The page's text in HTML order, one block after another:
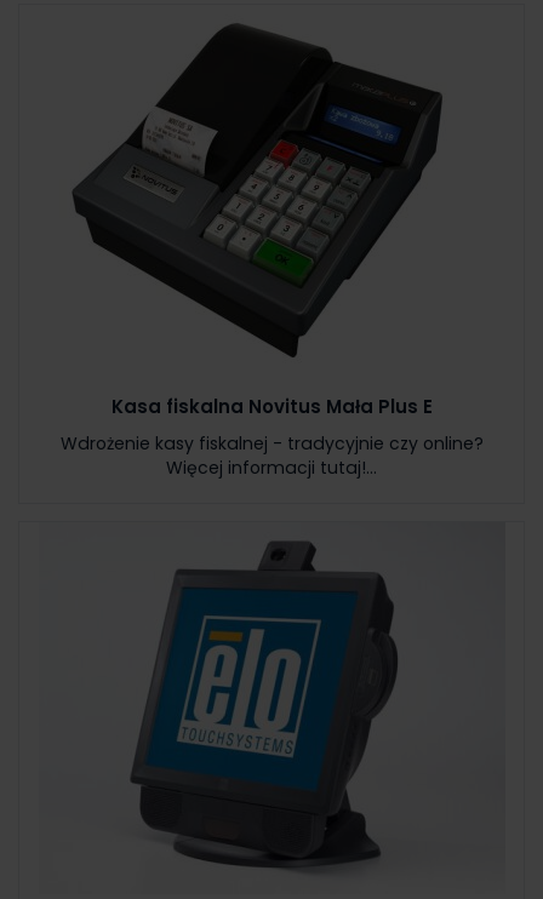
Kasa fiskalna Novitus Mała Plus E
Wdrożenie kasy fiskalnej - tradycyjnie czy online?
Więcej informacji tutaj!...